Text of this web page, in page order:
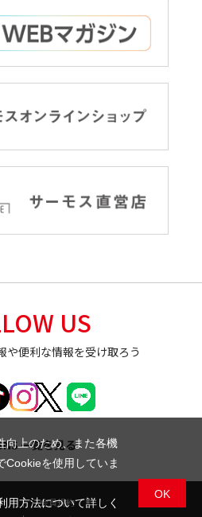
US
や便利な情報を受け取ろう
一覧を見る
会員規約
向上のため、また各機
Cookieを使用していま
用方法について詳しく
OK